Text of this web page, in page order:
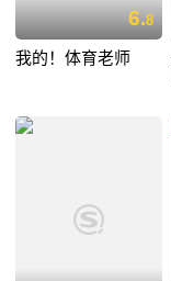
6.8
我的！体育老师